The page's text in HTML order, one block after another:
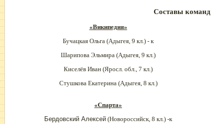
Составы команд
«Википедия»
Бучацкая Ольга (Адыгея, 9 кл.) - к
Шарипова Эльмира (Адыгея, 9 кл.)
Киселёв Иван (Яросл. обл., 7 кл.)
Стушкова Екатерина (Адыгея, 8 кл.)
«Спарта»
Бердовский Алексей (Новороссийск, 8 кл.) -к